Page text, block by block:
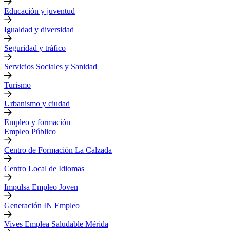
Educación y juventud
Igualdad y diversidad
Seguridad y tráfico
Servicios Sociales y Sanidad
Turismo
Urbanismo y ciudad
Empleo y formación
Empleo Público
Centro de Formación La Calzada
Centro Local de Idiomas
Impulsa Empleo Joven
Generación IN Empleo
Vives Emplea Saludable Mérida